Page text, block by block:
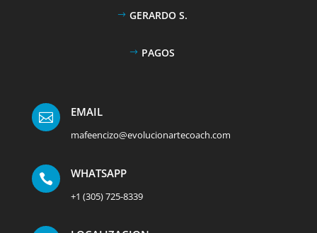
GERARDO S.
PAGOS
 EMAIL
mafeencizo@evolucionartecoach.com
 WHATSAPP
+1 (305) 725-8339